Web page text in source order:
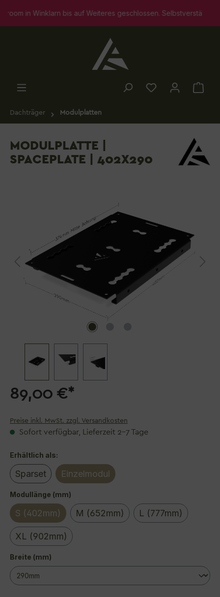
springen
bis auf Weiteres geschlossen. Selbstverständlich stehen wir
Dachträger Modulplatten
MODULPLATTE |
SPACEPLATE | 402X290
89,00 €*
Preise inkl. MwSt. zzgl. Versandkosten
Sofort verfügbar, Lieferzeit 2–7 Tage
Erhältlich als:
Sparset(Diese Option ist zurzeit nicht verfügbar.)
Einzelmodul
Modullänge (mm)
S (402mm) M (652mm) L (777mm)
XL (902mm)
Breite (mm)